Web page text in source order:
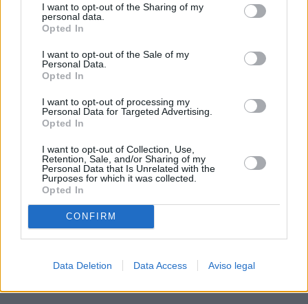
de su consentimiento, pero usted tiene el derecho de
rechazar tal procesamiento. Sus preferencias se aplicarán
cualquier momento entrando de nuevo en este sitio web o
visitando nuestra política de privacidad.
I want to opt-out of the Sharing of my
personal data.
Opted In
I want to opt-out of the Sale of my
Personal Data.
Opted In
I want to opt-out of processing my
Personal Data for Targeted Advertising.
Opted In
I want to opt-out of Collection, Use,
Retention, Sale, and/or Sharing of my
Personal Data that Is Unrelated with the
Purposes for which it was collected.
Opted In
CONFIRM
Data Deletion Data Access Aviso legal